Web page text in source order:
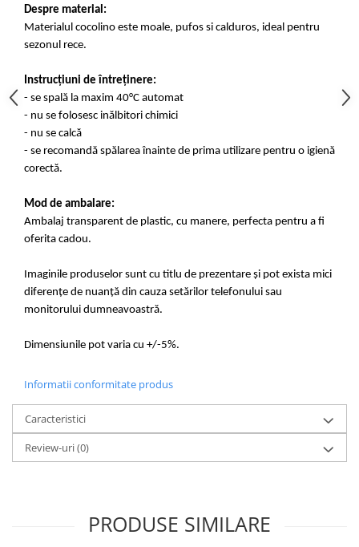
Despre material:
Materialul cocolino este moale, pufos si calduros, ideal pentru
sezonul rece.
Instrucțiuni de întreținere:
- se spală la maxim 40°C automat
- nu se folosesc inălbitori chimici
- nu se calcă
- se recomandă spălarea înainte de prima utilizare pentru o igienă
corectă.
Mod de ambalare:
Ambalaj transparent de plastic, cu manere, perfecta pentru a fi
oferita cadou.
Imaginile produselor sunt cu titlu de prezentare și pot exista mici
diferențe de nuanță din cauza setărilor telefonului sau
monitorului dumneavoastră.
Dimensiunile pot varia cu +/-5%.
Informatii conformitate produs
Caracteristici
Review-uri(0)
PRODUSE SIMILARE